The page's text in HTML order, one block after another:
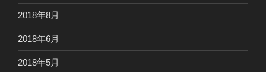
2018年8月
2018年6月
2018年5月